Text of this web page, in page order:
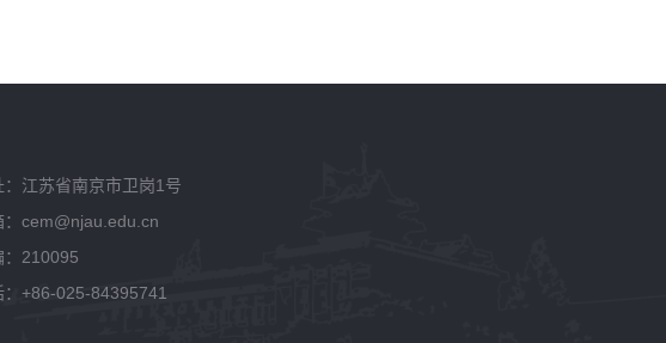
：江苏省南京市卫岗1号
：cem@njau.edu.cn
：210095
：+86-025-84395741